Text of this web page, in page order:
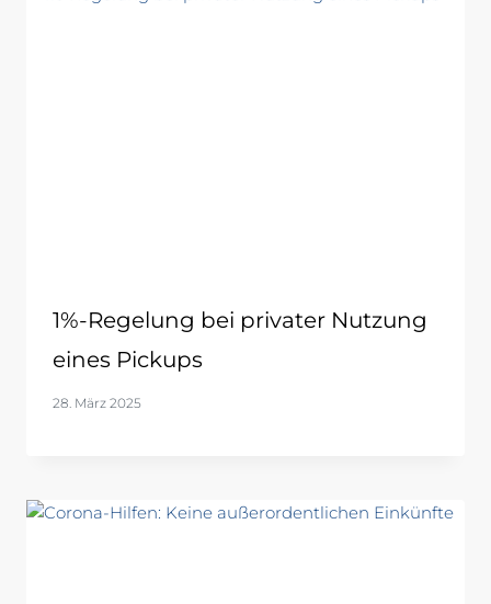
1%-Regelung bei privater Nutzung
eines Pickups
28. März 2025